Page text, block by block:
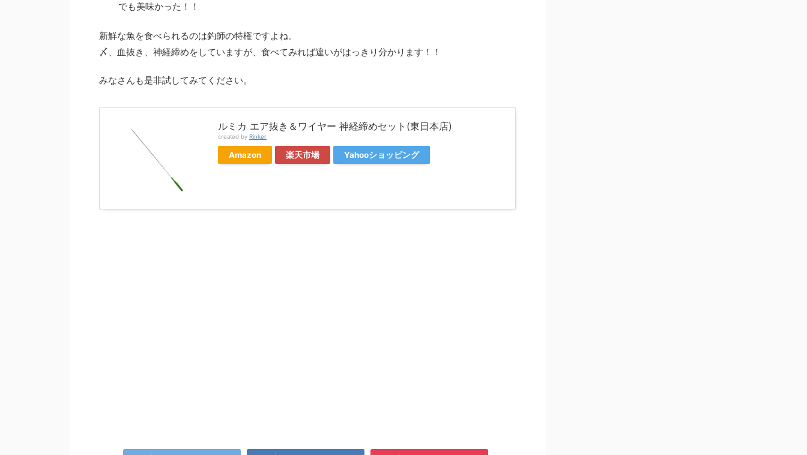
でも美味かった！！
新鮮な魚を食べられるのは釣師の特権ですよね。
〆、血抜き、神経締めをしていますが、食べてみれば違いがはっきり分かります！！
みなさんも是非試してみてください。
ルミカ エア抜き＆ワイヤー 神経締めセット(東日本店)
created by Rinker
Amazon 楽天市場 Yahooショッピング